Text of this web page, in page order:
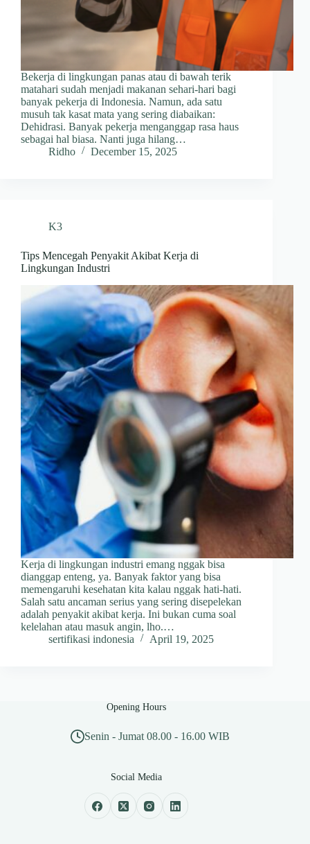
Bekerja di lingkungan panas atau di bawah terik
matahari sudah menjadi makanan sehari-hari bagi
banyak pekerja di Indonesia. Namun, ada satu
musuh tak kasat mata yang sering diabaikan:
Dehidrasi. Banyak pekerja menganggap rasa haus
sebagai hal biasa. Nanti juga hilang…
Ridho
December 15, 2025
K3
Tips Mencegah Penyakit Akibat Kerja di
Lingkungan Industri
Kerja di lingkungan industri emang nggak bisa
dianggap enteng, ya. Banyak faktor yang bisa
memengaruhi kesehatan kita kalau nggak hati-hati.
Salah satu ancaman serius yang sering disepelekan
adalah penyakit akibat kerja. Ini bukan cuma soal
kelelahan atau masuk angin, lho.…
sertifikasi indonesia
April 19, 2025
Opening Hours
Senin - Jumat 08.00 - 16.00 WIB
Social Media